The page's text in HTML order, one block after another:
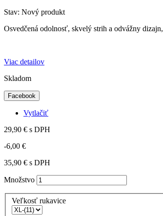
Stav: Nový produkt
Osvedčená odolnosť, skvelý strih a odvážny dizajn,
Viac detailov
Skladom
Facebook
Vytlačiť
29,90 € s DPH
-6,00 €
35,90 € s DPH
Množstvo
Veľkosť rukavice